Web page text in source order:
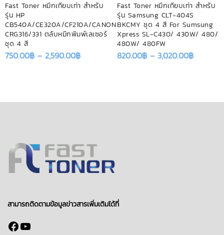
Fast Toner หมึกเทียบเท่า สำหรับ
รุ่น HP
CB540A/CE320A/CF210A/CANON
CRG316/331 ตลับหมึกพิมพ์เลเซอร์
ชุด 4 สี
750.00฿ – 2,590.00฿
Fast Toner หมึกเทียบเท่า สำหรับ
รุ่น Samsung CLT-404S
BKCMY ชุด 4 สี For Sumsung
Xpress SL-C430/ 430W/ 480/
480W/ 480FW
820.00฿ – 3,020.00฿
สามารถติดตามข้อมูลข่าวสารเพิ่มเติมได้ที่
Facebook
YouTube